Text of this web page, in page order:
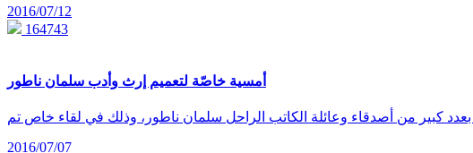
2016/07/12
164743
أمسية خاصّة لتعميم إرث وأدب سلمان ناطور
2016/07/07